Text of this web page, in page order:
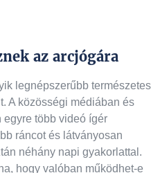
az arcjógára
legnépszerűbb természetes
A közösségi médiában és
több videó ígér
ráncot és látványosan
néhány napi gyakorlattal.
hogy valóban működhet-e